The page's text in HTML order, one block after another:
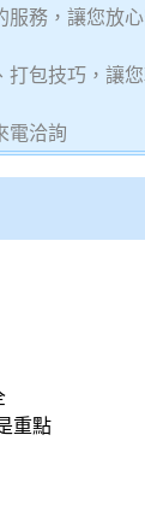
務，讓您放心
打包技巧，讓
電洽詢
重點